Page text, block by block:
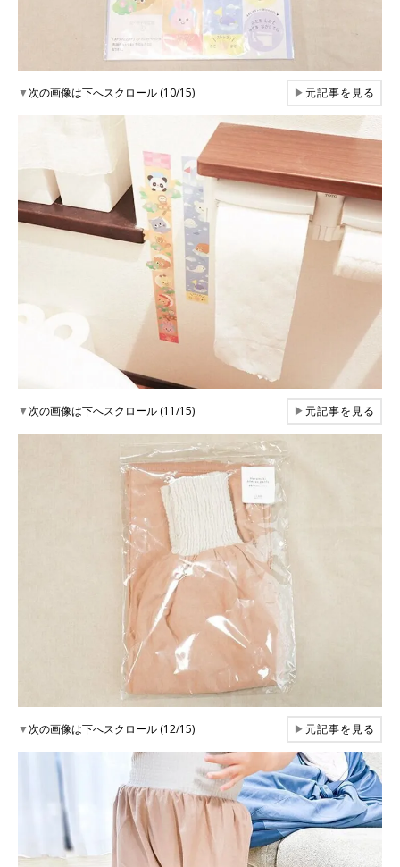
▼次の画像は下へスクロール (10/15) ▶元記事を見る
▼次の画像は下へスクロール (11/15) ▶元記事を見る
▼次の画像は下へスクロール (12/15) ▶元記事を見る